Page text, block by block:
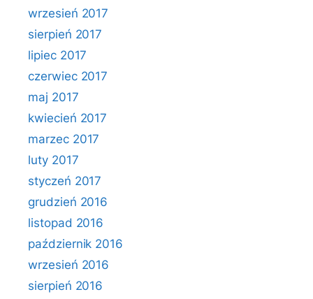
wrzesień 2017
sierpień 2017
lipiec 2017
czerwiec 2017
maj 2017
kwiecień 2017
marzec 2017
luty 2017
styczeń 2017
grudzień 2016
listopad 2016
październik 2016
wrzesień 2016
sierpień 2016